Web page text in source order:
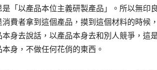
「以產品本位主義研製產品」。所以無印
費者拿到這個產品，摸到這個材料的時候
身去說話，以產品本身去和別人競爭，這
身，不做任何花俏的東西。